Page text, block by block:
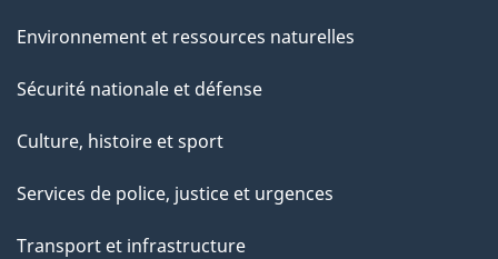
Environnement et ressources naturelles
Sécurité nationale et défense
Culture, histoire et sport
Services de police, justice et urgences
Transport et infrastructure